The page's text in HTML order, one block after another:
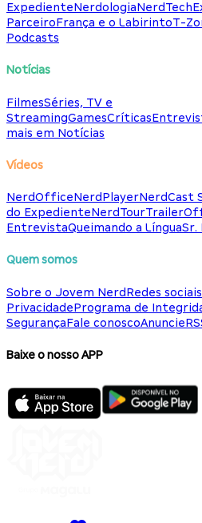
ExpedienteNerdologiaNerdTech
ParceiroFrança e o LabirintoT-
Podcasts
Notícias
FilmesSéries, TV e
StreamingGamesCríticas
mais em Notícias
Vídeos
NerdOfficeNerdPlayerNerdCast
do ExpedienteNerdTour
EntrevistaQueimando a LínguaSr.
Quem somos
Sobre o Jovem NerdRedes sociais
PrivacidadePrograma de
SegurançaFale conoscoAnuncie
Baixe o nosso APP